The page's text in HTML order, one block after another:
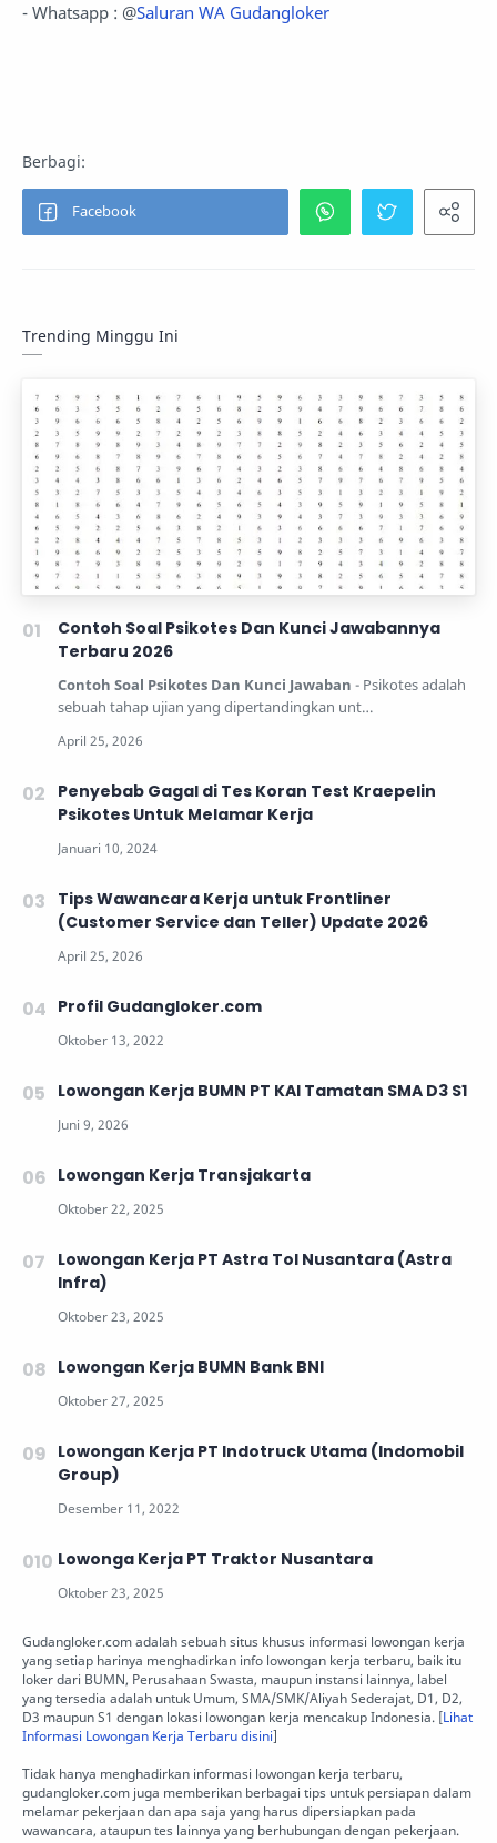
- Whatsapp : @Saluran WA Gudangloker
Trending Minggu Ini
Contoh Soal Psikotes Dan Kunci Jawabannya
Terbaru 2026
Contoh Soal Psikotes Dan Kunci Jawaban - Psikotes adalah
sebuah tahap ujian yang dipertandingkan unt…
Penyebab Gagal di Tes Koran Test Kraepelin
Psikotes Untuk Melamar Kerja
Tips Wawancara Kerja untuk Frontliner
(Customer Service dan Teller) Update 2026
Profil Gudangloker.com
Lowongan Kerja BUMN PT KAI Tamatan SMA D3 S1
Lowongan Kerja Transjakarta
Lowongan Kerja PT Astra Tol Nusantara (Astra
Infra)
Lowongan Kerja BUMN Bank BNI
Lowongan Kerja PT Indotruck Utama (Indomobil
Group)
Lowonga Kerja PT Traktor Nusantara
Gudangloker.com adalah sebuah situs khusus informasi lowongan kerja
yang setiap harinya menghadirkan info lowongan kerja terbaru, baik itu
loker dari BUMN, Perusahaan Swasta, maupun instansi lainnya, label
yang tersedia adalah untuk Umum, SMA/SMK/Aliyah Sederajat, D1, D2,
D3 maupun S1 dengan lokasi lowongan kerja mencakup Indonesia. [Lihat
Informasi Lowongan Kerja Terbaru disini]
Tidak hanya menghadirkan informasi lowongan kerja terbaru,
gudangloker.com juga memberikan berbagai tips untuk persiapan dalam
melamar pekerjaan dan apa saja yang harus dipersiapkan pada
wawancara, ataupun tes lainnya yang berhubungan dengan pekerjaan.